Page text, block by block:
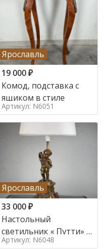
Ярославль
19 000₽
Комод, подставка с
ящиком в стиле
Артикул: N6051
Ярославль
33 000₽
Настольный
светильник « Путти» в
стиле
Артикул: N6048